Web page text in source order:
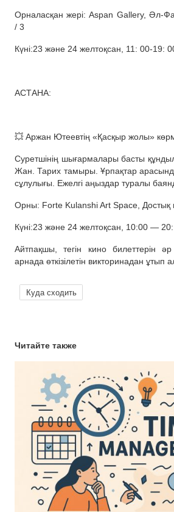
Орналасқан жері: Aspan Gallery, Әл-
/ 3
Күні:23 және 24 желтоқсан, 11: 00-19:
АСТАНА:
💥 Аржан Ютеевтің «Қасқыр жолы»
Суретшінің шығармалары басты
Жан. Тарих тамыры. Ұрпақтар
сұлулығы. Ежелгі аңыздар туралы
Орны: Forte Kulanshi Art Space, Достық
Күні:23 және 24 желтоқсан, 10:00 —
Айтпақшы, тегін кино билеттерін
арнада өткізілетін викторинадан ұтып
Куда сходить
Читайте также